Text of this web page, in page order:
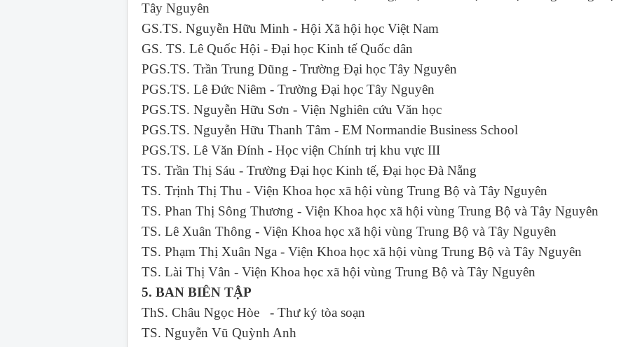
Tây Nguyên
GS.TS. Nguyễn Hữu Minh - Hội Xã hội học Việt Nam
GS. TS. Lê Quốc Hội - Đại học Kinh tế Quốc dân
PGS.TS. Trần Trung Dũng - Trường Đại học Tây Nguyên
PGS.TS. Lê Đức Niêm - Trường Đại học Tây Nguyên
PGS.TS. Nguyễn Hữu Sơn - Viện Nghiên cứu Văn học
PGS.TS. Nguyễn Hữu Thanh Tâm - EM Normandie Business School
PGS.TS. Lê Văn Đính - Học viện Chính trị khu vực III
TS. Trần Thị Sáu - Trường Đại học Kinh tế, Đại học Đà Nẵng
TS. Trịnh Thị Thu - Viện Khoa học xã hội vùng Trung Bộ và Tây Nguyên
TS. Phan Thị Sông Thương - Viện Khoa học xã hội vùng Trung Bộ và Tây Nguyên
TS. Lê Xuân Thông - Viện Khoa học xã hội vùng Trung Bộ và Tây Nguyên
TS. Phạm Thị Xuân Nga - Viện Khoa học xã hội vùng Trung Bộ và Tây Nguyên
TS. Lài Thị Vân - Viện Khoa học xã hội vùng Trung Bộ và Tây Nguyên
5. BAN BIÊN TẬP
ThS. Châu Ngọc Hòe - Thư ký tòa soạn
TS. Nguyễn Vũ Quỳnh Anh